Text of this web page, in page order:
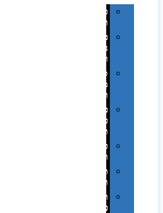
טכנולוגיה
וגאדג'טים
פנאי,
נופש
ונסיעות
סביבת
משרד
ופרימיום
כלים,
פנסים
ורכב
טקסטיל
וחורף
תיקים
ומזוודות
תערוכות,
כנסים